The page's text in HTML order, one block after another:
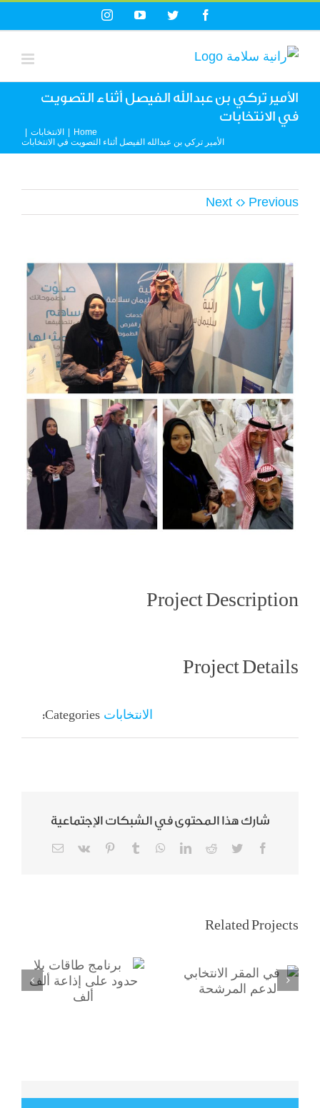
to
content
Facebook
Twitter
YouTube
Instagram
الأمير تركي بن عبدالله الفيصل أثناء التصويت
في الانتخابات
Home الانتخابات
الأمير تركي بن عبدالله الفيصل أثناء التصويت في الانتخابات
Previous
Next
View
Larger
Image
Project Description
Project Details
Categories: الانتخابات
شارك هذا المحتوى في الشبكات الإجتماعية
Facebook
Twitter
Reddit
LinkedIn
WhatsApp
Tumblr
Pinterest
Vk
Email
Related Projects
ألف ألف
الانتخابي لدعم
المرشحة